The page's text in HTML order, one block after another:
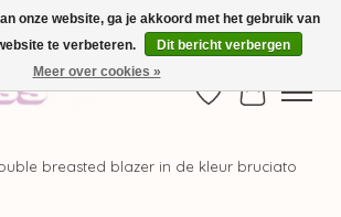
€100,-
Verlanglijst
breasted blazer in de kleur bruciato
onze website, ga je akkoord met het gebruik van
te verbeteren.
Dit bericht verbergen
Meer over cookies »